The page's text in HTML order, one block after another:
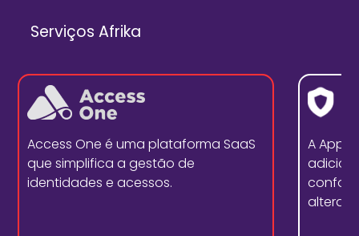
Serviços Afrika
Access One é uma plataforma SaaS
que simplifica a gestão de
identidades e acessos.
A
alterar